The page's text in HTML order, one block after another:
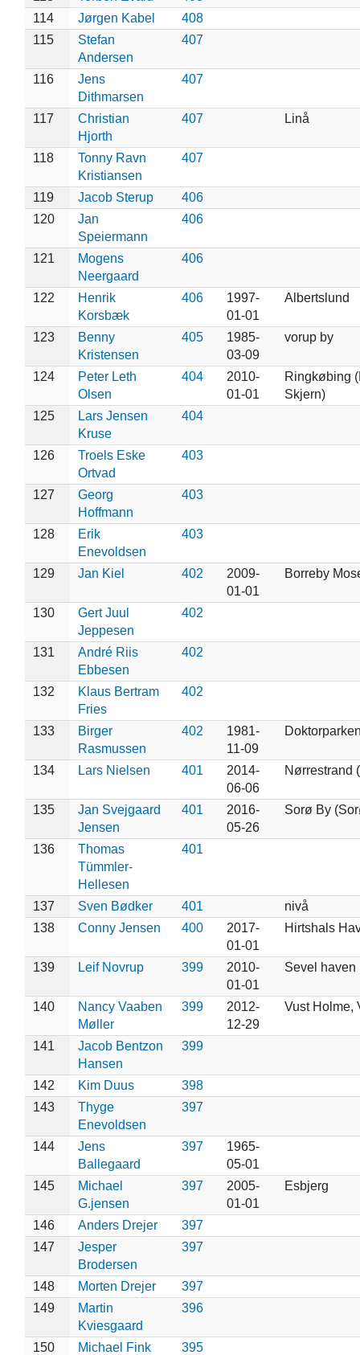
114
Jørgen Kabel
408
115
Stefan
Andersen
407
116
Jens
Dithmarsen
407
117
Christian
Hjorth
407 Linå
118
Tonny Ravn
Kristiansen
407
119 Jacob Sterup
406
120
Jan
Speiermann
406
121
Mogens
Neergaard
406
122
Henrik
Korsbæk
406
1997-
01-01
Albertslund
123
Benny
Kristensen
405
1985-
03-09
vorup by
124
Peter Leth
Olsen
404
2010-
01-01
Ringkøbing
Skjern)
125
Lars Jensen
Kruse
404
126
Troels Eske
Ortvad
403
127
Georg
Hoffmann
403
128
Erik
Enevoldsen
403
129 Jan Kiel 402
2009-
01-01
Borreby
130
Gert Juul
Jeppesen
402
131
André Riis
Ebbesen
402
132
Klaus Bertram
Fries
402
133
Birger
Rasmussen
402
1981-
11-09
134 Lars Nielsen 401
2014-
06-06
Nørrestrand
135
Jan Svejgaard
Jensen
401
2016-
05-26
Sorø By
136
Thomas
Tümmler-
Hellesen
401
137 Sven Bødker 401
nivå
138
Conny Jensen 400
2017-
01-01
Hirtshals
139 Leif Novrup 399
2010-
01-01
Sevel haven
140
Nancy Vaaben
Møller
399
2012-
12-29
Vust Holme,
141
Jacob Bentzon
Hansen
399
142 Kim Duus
398
143
Thyge
Enevoldsen
397
144
Jens
Ballegaard
397
1965-
05-01
145
Michael
G.jensen
397
2005-
01-01
Esbjerg
146 Anders Drejer
397
147
Jesper
Brodersen
397
148 Morten Drejer
397
149
Martin
Kviesgaard
396
150
Michael Fink
395